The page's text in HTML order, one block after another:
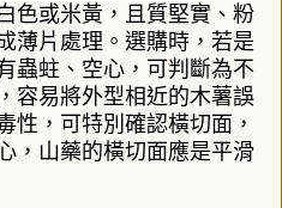
色或米黃，且質堅實、粉
薄片處理。選購時，若是
蟲蛀、空心，可判斷為不
容易將外型相近的木薯誤
性，可特別確認橫切面，
，山藥的橫切面應是平滑